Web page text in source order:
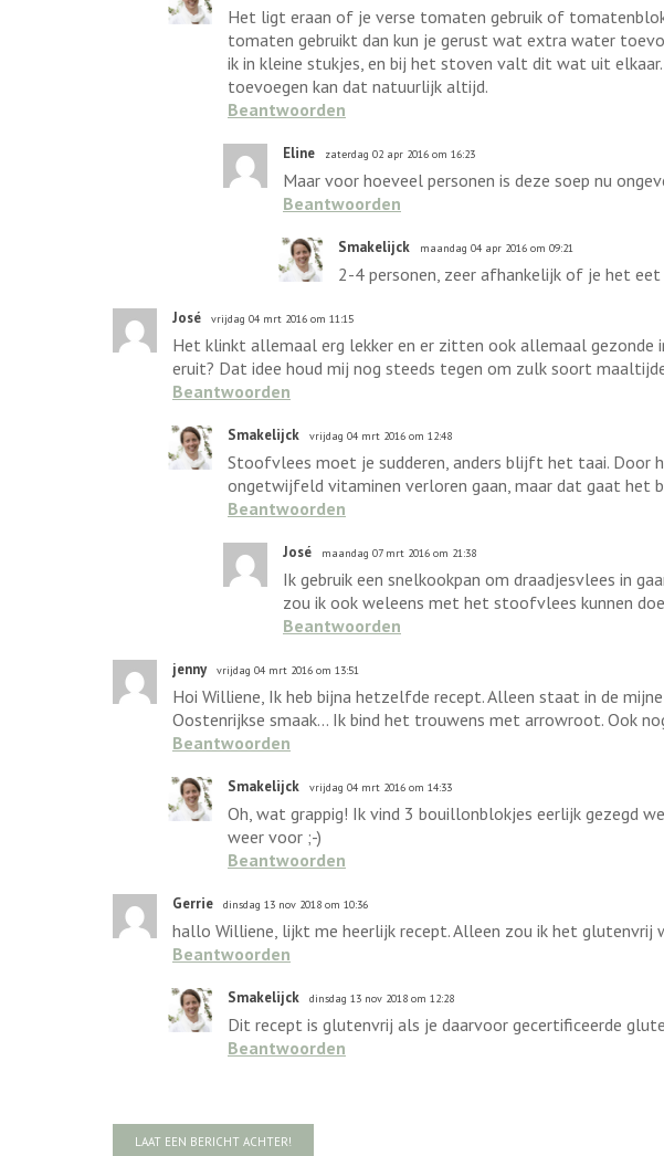
Het ligt eraan of je verse tomaten gebruik of
tomaten gebruikt dan kun je gerust wat extra water
ik in kleine stukjes, en bij het stoven valt dit wat uit
toevoegen kan dat natuurlijk altijd.
Beantwoorden
Eline zaterdag 02 apr 2016 om 16:23
Maar voor hoeveel personen is deze soep nu
Beantwoorden
Smakelijck maandag 04 apr 2016 om 09:21
2-4 personen, zeer afhankelijk of je het
José vrijdag 04 mrt 2016 om 11:15
Het klinkt allemaal erg lekker en er zitten ook allemaal gezonde
eruit? Dat idee houd mij nog steeds tegen om zulk soort
Beantwoorden
Smakelijck vrijdag 04 mrt 2016 om 12:48
Stoofvlees moet je sudderen, anders blijft het taai. Door
ongetwijfeld vitaminen verloren gaan, maar dat gaat het
Beantwoorden
José maandag 07 mrt 2016 om 21:38
Ik gebruik een snelkookpan om draadjesvlees in
zou ik ook weleens met het stoofvlees kunnen
Beantwoorden
jenny vrijdag 04 mrt 2016 om 13:51
Hoi Williene, Ik heb bijna hetzelfde recept. Alleen staat in de
Oostenrijkse smaak... Ik bind het trouwens met arrowroot. Ook
Beantwoorden
Smakelijck vrijdag 04 mrt 2016 om 14:33
Oh, wat grappig! Ik vind 3 bouillonblokjes eerlijk gezegd
weer voor ;-)
Beantwoorden
Gerrie dinsdag 13 nov 2018 om 10:36
hallo Williene, lijkt me heerlijk recept. Alleen zou ik het glutenvrij
Beantwoorden
Smakelijck dinsdag 13 nov 2018 om 12:28
Dit recept is glutenvrij als je daarvoor gecertificeerde
Beantwoorden
LAAT EEN BERICHT ACHTER!